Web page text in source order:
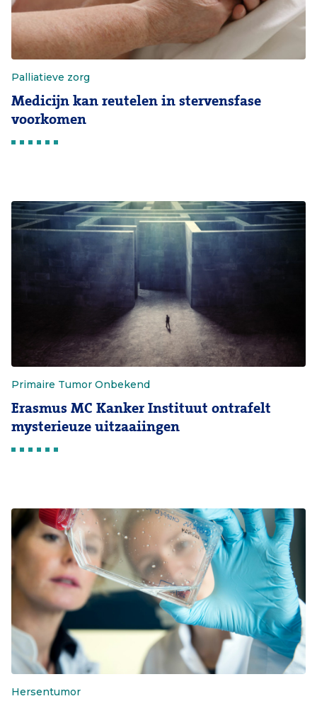
Palliatieve zorg
Medicijn kan reutelen in stervensfase
voorkomen
Primaire Tumor Onbekend
Erasmus MC Kanker Instituut ontrafelt
mysterieuze uitzaaiingen
Hersentumor